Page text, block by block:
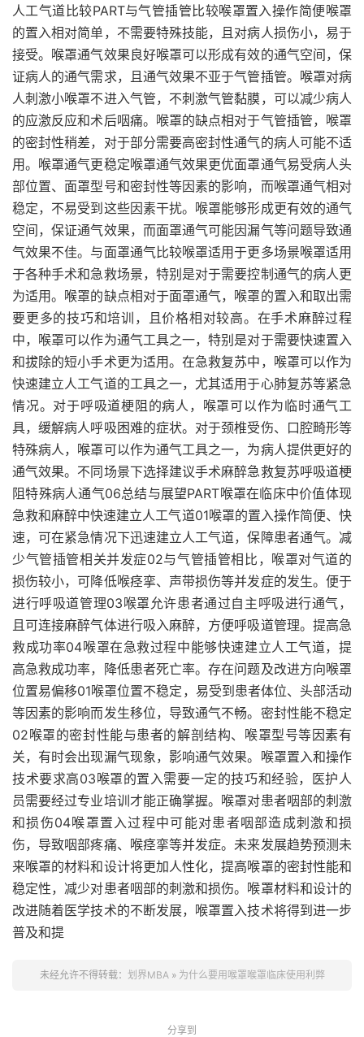
人工气道比较PART与气管插管比较喉罩置入操作简便喉罩
的置入相对简单，不需要特殊技能，且对病人损伤小，易于
接受。喉罩通气效果良好喉罩可以形成有效的通气空间，保
证病人的通气需求，且通气效果不亚于气管插管。喉罩对病
人刺激小喉罩不进入气管，不刺激气管黏膜，可以减少病人
的应激反应和术后咽痛。喉罩的缺点相对于气管插管，喉罩
的密封性稍差，对于部分需要高密封性通气的病人可能不适
用。喉罩通气更稳定喉罩通气效果更优面罩通气易受病人头
部位置、面罩型号和密封性等因素的影响，而喉罩通气相对
稳定，不易受到这些因素干扰。喉罩能够形成更有效的通气
空间，保证通气效果，而面罩通气可能因漏气等问题导致通
气效果不佳。与面罩通气比较喉罩适用于更多场景喉罩适用
于各种手术和急救场景，特别是对于需要控制通气的病人更
为适用。喉罩的缺点相对于面罩通气，喉罩的置入和取出需
要更多的技巧和培训，且价格相对较高。在手术麻醉过程
中，喉罩可以作为通气工具之一，特别是对于需要快速置入
和拔除的短小手术更为适用。在急救复苏中，喉罩可以作为
快速建立人工气道的工具之一，尤其适用于心肺复苏等紧急
情况。对于呼吸道梗阻的病人，喉罩可以作为临时通气工
具，缓解病人呼吸困难的症状。对于颈椎受伤、口腔畸形等
特殊病人，喉罩可以作为通气工具之一，为病人提供更好的
通气效果。不同场景下选择建议手术麻醉急救复苏呼吸道梗
阻特殊病人通气06总结与展望PART喉罩在临床中价值体现
急救和麻醉中快速建立人工气道01喉罩的置入操作简便、快
速，可在紧急情况下迅速建立人工气道，保障患者通气。减
少气管插管相关并发症02与气管插管相比，喉罩对气道的
损伤较小，可降低喉痉挛、声带损伤等并发症的发生。便于
进行呼吸道管理03喉罩允许患者通过自主呼吸进行通气，
且可连接麻醉气体进行吸入麻醉，方便呼吸道管理。提高急
救成功率04喉罩在急救过程中能够快速建立人工气道，提
高急救成功率，降低患者死亡率。存在问题及改进方向喉罩
位置易偏移01喉罩位置不稳定，易受到患者体位、头部活动
等因素的影响而发生移位，导致通气不畅。密封性能不稳定
02喉罩的密封性能与患者的解剖结构、喉罩型号等因素有
关，有时会出现漏气现象，影响通气效果。喉罩置入和操作
技术要求高03喉罩的置入需要一定的技巧和经验，医护人
员需要经过专业培训才能正确掌握。喉罩对患者咽部的刺激
和损伤04喉罩置入过程中可能对患者咽部造成刺激和损
伤，导致咽部疼痛、喉痉挛等并发症。未来发展趋势预测未
来喉罩的材料和设计将更加人性化，提高喉罩的密封性能和
稳定性，减少对患者咽部的刺激和损伤。喉罩材料和设计的
改进随着医学技术的不断发展，喉罩置入技术将得到进一步
普及和提
未经允许不得转载： 划界MBA» 为什么要用喉罩喉罩临床使用利弊
分享到